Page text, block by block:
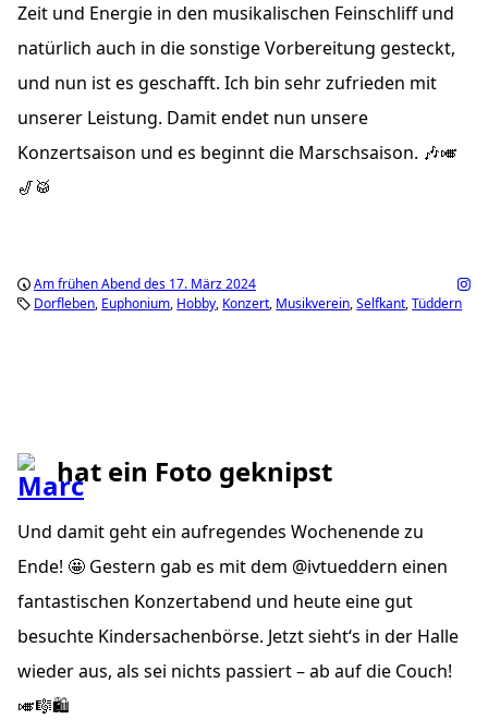
Zeit und Energie in den musikalischen Feinschliff und
natürlich auch in die sonstige Vorbereitung gesteckt,
und nun ist es geschafft. Ich bin sehr zufrieden mit
unserer Leistung. Damit endet nun unsere
Konzertsaison und es beginnt die Marschsaison. 🎶🎺
🎷🥁
Am frühen Abend des 17. März 2024
Dorfleben Euphonium Hobby Konzert Musikverein Selfkant Tüddern
hat ein Foto geknipst
Und damit geht ein aufregendes Wochenende zu
Ende! 🤩 Gestern gab es mit dem @ivtueddern einen
fantastischen Konzertabend und heute eine gut
besuchte Kindersachenbörse. Jetzt sieht‘s in der Halle
wieder aus, als sei nichts passiert – ab auf die Couch!
🎺🎼🛍️